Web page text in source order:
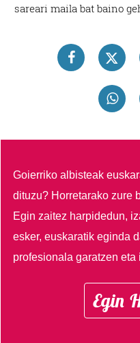
sareari maila bat baino
Goierriko albisteak
dituzu? Horretarako zure
Egin zaitez harpidedun,
esker, euskaratik eginda
profesionala garatzen
Egin